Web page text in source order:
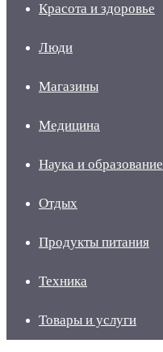
Красота и здоровье
Люди
Магазины
Медицина
Наука и образование
Отдых
Продукты питания
Техника
Товары и услуги